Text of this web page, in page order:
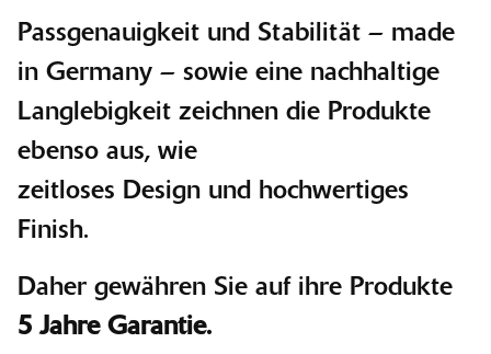
Passgenauigkeit und Stabilität – made
in Germany – sowie eine nachhaltige
Langlebigkeit zeichnen die Produkte
ebenso aus, wie
zeitloses Design und hochwertiges
Finish.
Daher gewähren Sie auf ihre Produkte
5 Jahre Garantie.